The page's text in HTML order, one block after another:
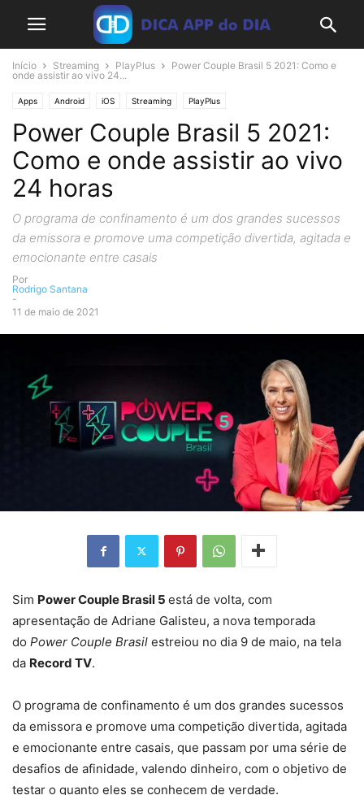
Início Streaming PlayPlus
Power Couple Brasil 5 2021: Como e
onde assistir ao vivo 24...
Apps Android iOS Streaming PlayPlus
Power Couple Brasil 5 2021:
Como e onde assistir ao vivo
24 horas
O programa de confinamento é um dos grandes sucessos
da emissora e promove uma competição divertida, agitada e
emocionante entre casais
Por
Rodrigo Santana
-
11 de maio de 2021
Sim Power Couple Brasil 5 está de volta, com
apresentação de Adriane Galisteu, a nova temporada
do Power Couple Brasil estreiou no dia 9 de maio, na tela
da Record TV.
O programa de confinamento é um dos grandes sucessos
da emissora e promove uma competição divertida, agitada
e emocionante entre casais, que passam por uma série de
desafios de afinidade, valendo dinheiro, com o objetivo de
testar o quanto eles se conhecem de verdade.